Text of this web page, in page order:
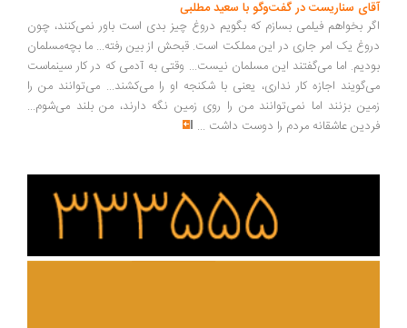
آقای سناریست در گفت‌وگو با سعید مطلبی
اگر بخواهم فیلمی بسازم که بگویم دروغ چیز بدی است باور نمی‌کنند، چون
دروغ یک امر جاری در این مملکت است. قبحش از بین رفته... ما بچه‌مسلمان
بودیم. اما می‌گفتند این مسلمان نیست... وقتی به آدمی که در کار سینماست
می‌گویند اجازه کار نداری، یعنی با شکنجه او را می‌کشند... می‌توانند من را
زمین بزنند اما نمی‌توانند من را روی زمین نگه دارند، من بلند می‌شوم...
فردین عاشقانه مردم را دوست داشت ...